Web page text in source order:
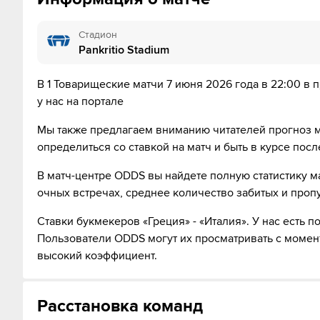
Греция совершает вбрасывание на своей половине
13´ Никколо Пизилли нанес удар, но тот был
18´ Г О О О О Л - Франческо Пио Эспозито забивает
21´ Греция совершает вбрасывание на своей половине
22´ Анастасиос Дувикас нанес удар, но тот был
Стадион
Pankritio Stadium
В 1 Товарищеские матчи 7 июня 2026 года в 22:00 в
у нас на портале
Мы также предлагаем вниманию читателей прогноз
определиться со ставкой на матч и быть в курсе
В матч-центре ODDS вы найдете полную статистику
очных встречах, среднее количество забитых и
Ставки букмекеров «Греция» - «Италия». У нас
Пользователи ODDS могут их просматривать с
высокий коэффициент.
Расстановка команд